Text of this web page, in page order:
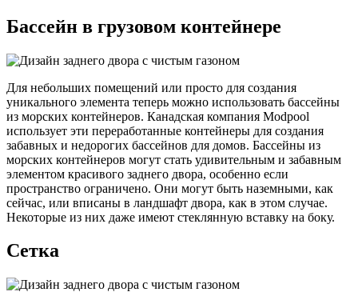
Бассейн в грузовом контейнере
Для небольших помещений или просто для создания
уникального элемента теперь можно использовать бассейны
из морских контейнеров. Канадская компания Modpool
использует эти переработанные контейнеры для создания
забавных и недорогих бассейнов для домов. Бассейны из
морских контейнеров могут стать удивительным и забавным
элементом красивого заднего двора, особенно если
пространство ограничено. Они могут быть наземными, как
сейчас, или вписаны в ландшафт двора, как в этом случае.
Некоторые из них даже имеют стеклянную вставку на боку.
Сетка